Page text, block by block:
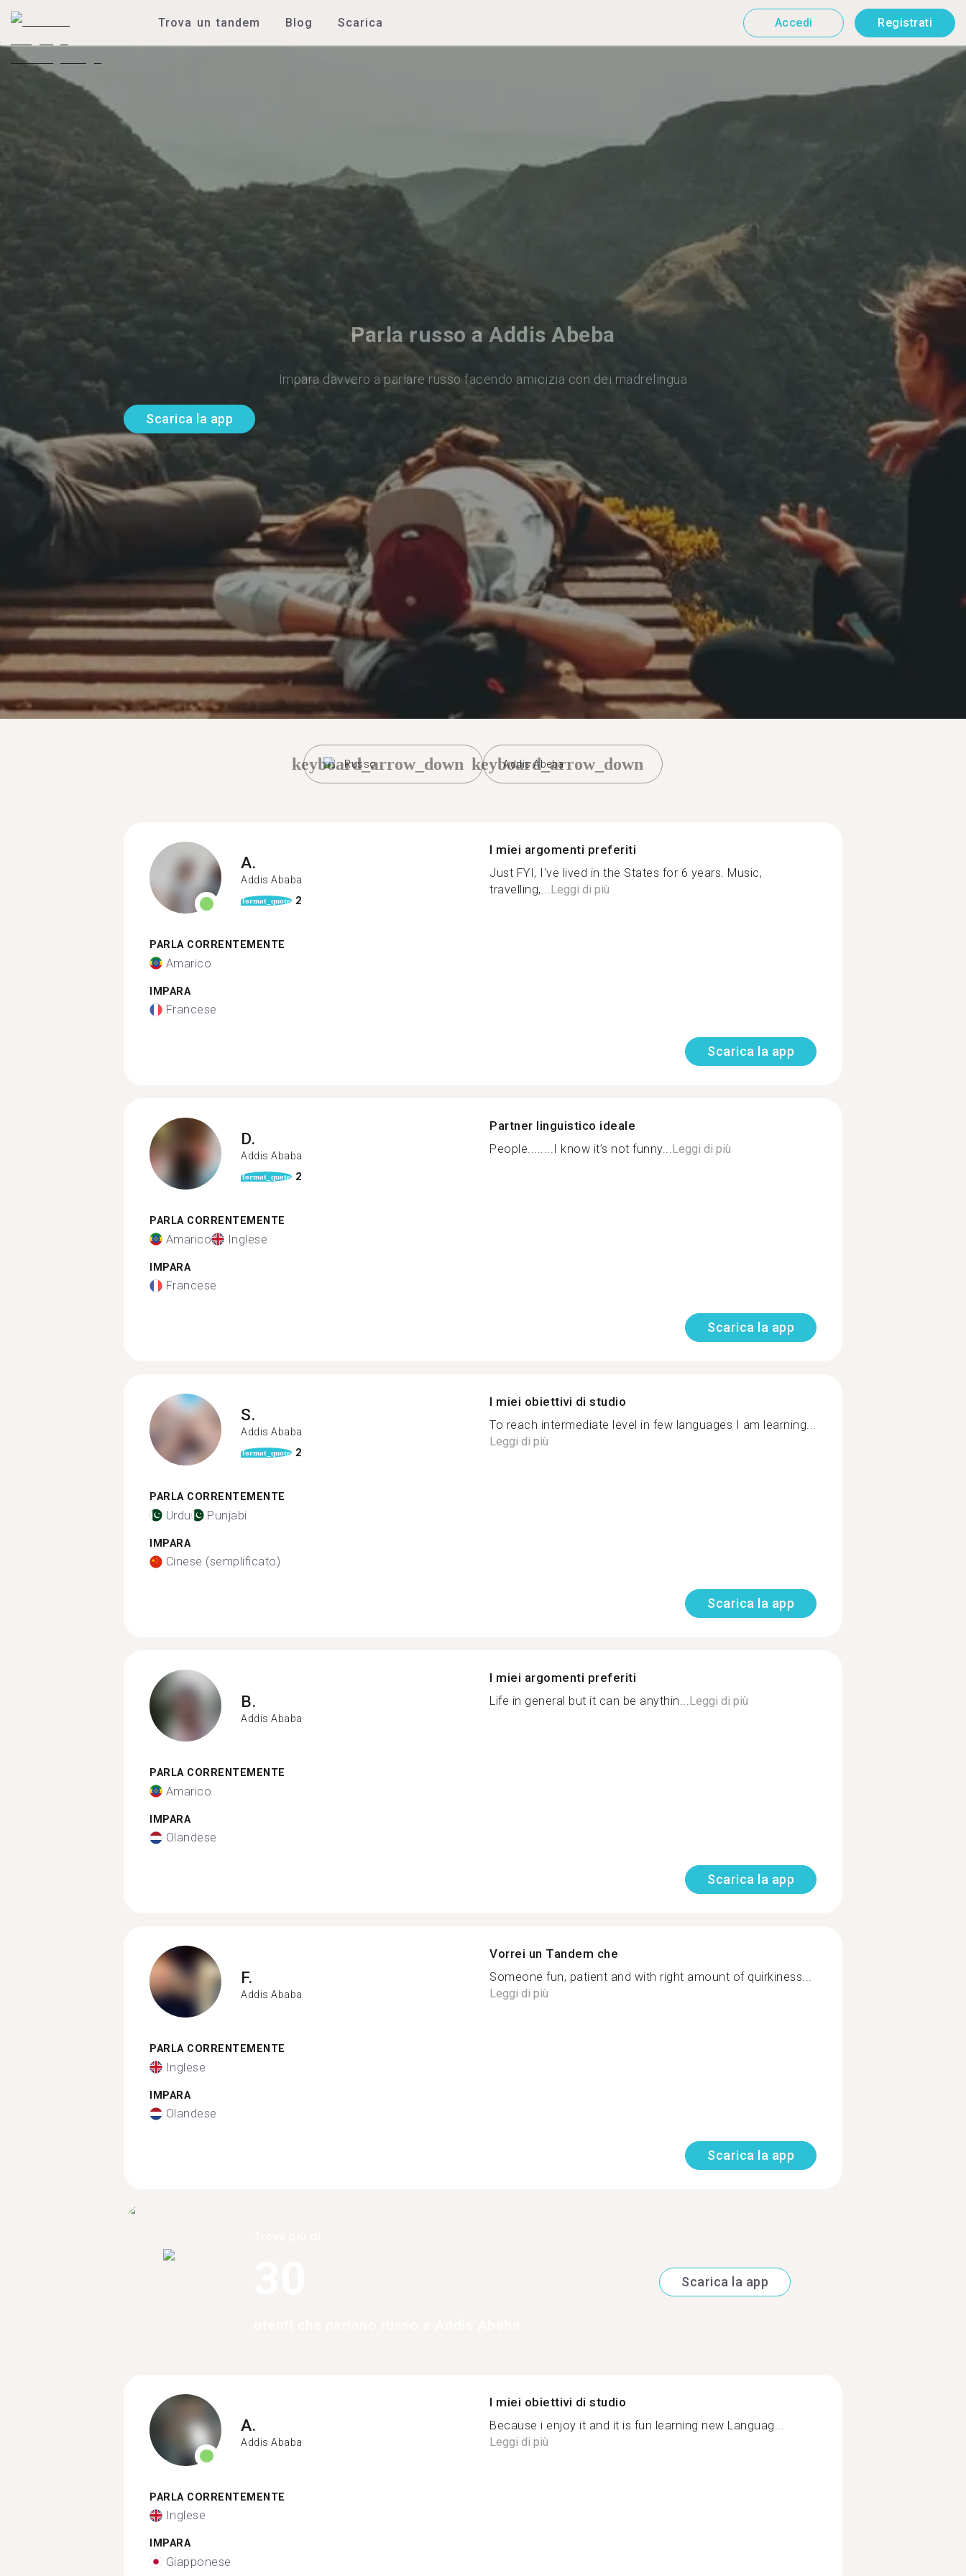
Trova un tandem Blog Scarica Accedi Registrati
Parla russo a Addis Abeba
Impara davvero a parlare russo facendo amicizia con dei madrelingua
Scarica la app
Russo
keyboard_arrow_down Addis Abeba
keyboard_arrow_down
A.
Addis Ababa
format_quote 2
PARLA CORRENTEMENTE
Amarico
IMPARA
Francese
I miei argomenti preferiti
Just FYI, I've lived in the States for 6 years. Music,
travelling,...Leggi di più
Scarica la app
D.
Addis Ababa
format_quote 2
PARLA CORRENTEMENTE
Amarico Inglese
IMPARA
Francese
Partner linguistico ideale
People........I know it’s not funny...Leggi di più
Scarica la app
S.
Addis Ababa
format_quote 2
PARLA CORRENTEMENTE
Urdu Punjabi
IMPARA
Cinese (semplificato)
I miei obiettivi di studio
To reach intermediate level in few languages I am learning...
Leggi di più
Scarica la app
B.
Addis Ababa
PARLA CORRENTEMENTE
Amarico
IMPARA
Olandese
I miei argomenti preferiti
Life in general but it can be anythin...Leggi di più
Scarica la app
F.
Addis Ababa
PARLA CORRENTEMENTE
Inglese
IMPARA
Olandese
Vorrei un Tandem che
Someone fun, patient and with right amount of quirkiness...
Leggi di più
Scarica la app
Scarica la app
A.
Addis Ababa
PARLA CORRENTEMENTE
Inglese
IMPARA
Giapponese
I miei obiettivi di studio
Because i enjoy it and it is fun learning new Languag...
Leggi di più